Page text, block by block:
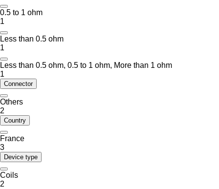
0.5 to 1 ohm
1
Less than 0.5 ohm
1
Less than 0.5 ohm, 0.5 to 1 ohm, More than 1 ohm
1
Connector
Others
2
Country
France
3
Device type
Coils
2